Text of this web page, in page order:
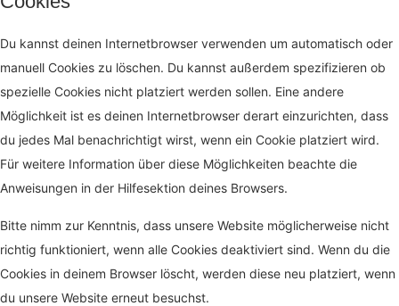
Du kannst deinen Internetbrowser verwenden um automatisch oder
manuell Cookies zu löschen. Du kannst außerdem spezifizieren ob
spezielle Cookies nicht platziert werden sollen. Eine andere
Möglichkeit ist es deinen Internetbrowser derart einzurichten, dass
du jedes Mal benachrichtigt wirst, wenn ein Cookie platziert wird.
Für weitere Information über diese Möglichkeiten beachte die
Anweisungen in der Hilfesektion deines Browsers.
Bitte nimm zur Kenntnis, dass unsere Website möglicherweise nicht
richtig funktioniert, wenn alle Cookies deaktiviert sind. Wenn du die
Cookies in deinem Browser löscht, werden diese neu platziert, wenn
du unsere Website erneut besuchst.